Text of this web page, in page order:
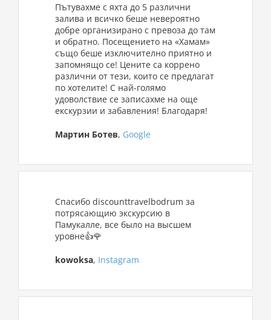
Пътувахме с яхта до 5 различни
залива и всичко беше невероятно
добре организирано с превоза до там
и обратно. Посещението на «Хамам»
също беше изключително приятно и
запомнящо се! Цените са коррено
различни от тези, които се предлагат
по хотелите! С най-голямо
удоволствие се записахме на още
екскурзии и забавления! Благодаря!
Мартин Ботев, Google
Спасибо discounttravelbodrum за
потрясающию экскурсию в
Памукалле, все было на высшем
уровне👍🌹
kowoksa, Instagram